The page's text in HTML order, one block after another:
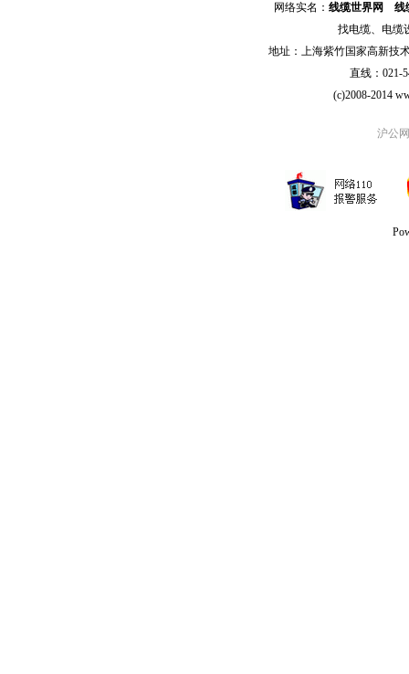
网络实名： 线缆世界网
线
找电缆、 电缆
地址：上海紫竹国家高新技
直线：021-
(c)2008-2014
沪公